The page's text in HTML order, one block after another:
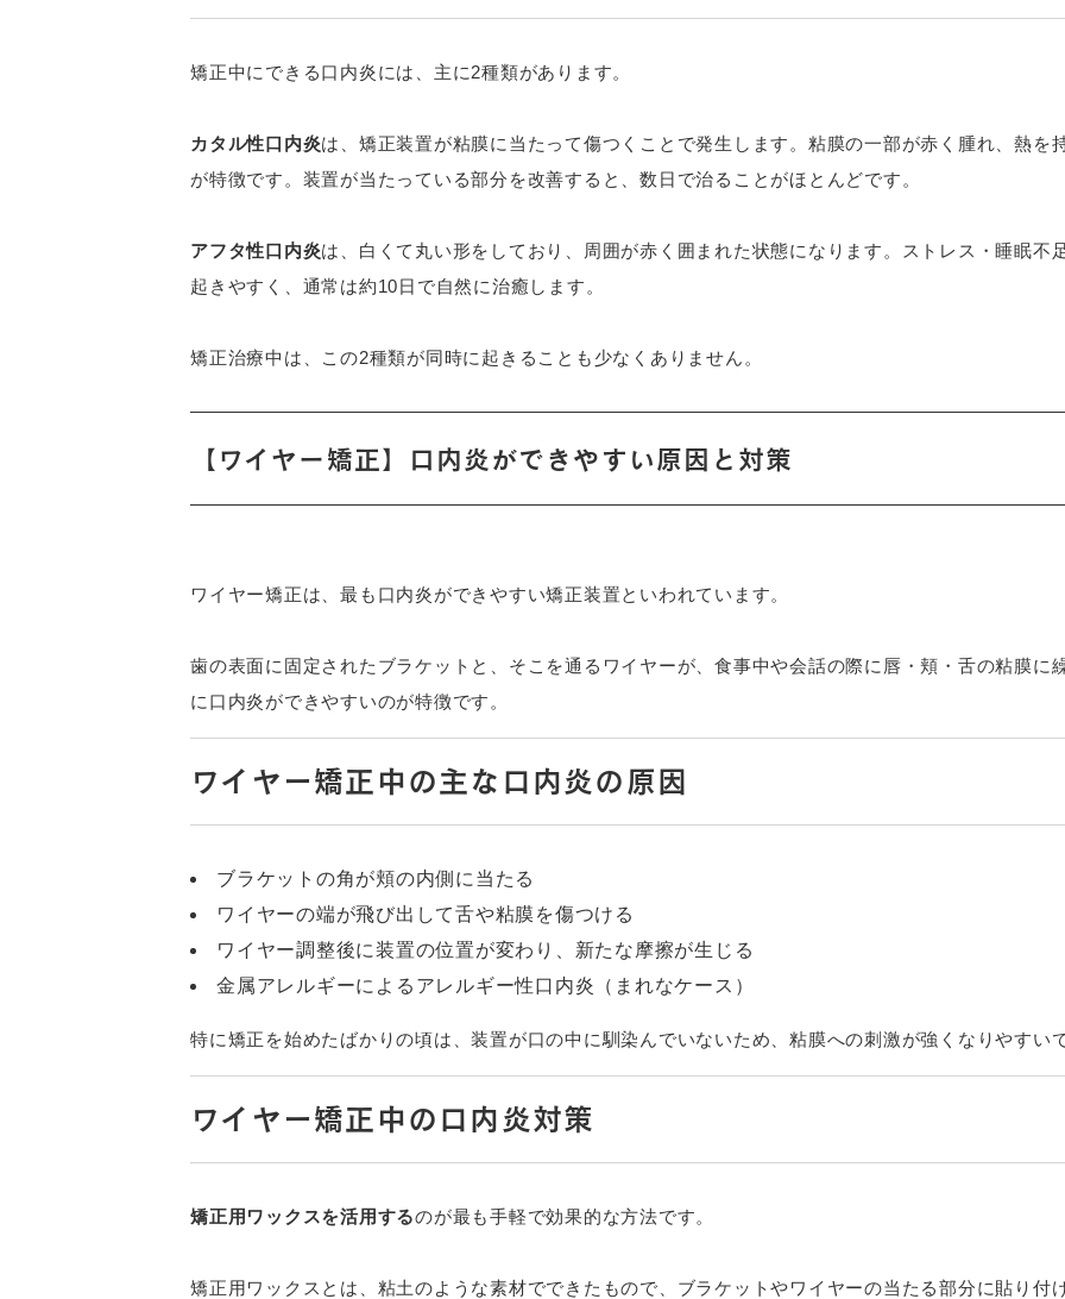
矯正中にできる口内炎には、主に2種類があります。
カタル性口内炎は、矯正装置が粘膜に当たって傷つくことで発生します。粘膜の一部が赤く腫れ、熱を
が特徴です。装置が当たっている部分を改善すると、数日で治ることがほとんどです。
アフタ性口内炎は、白くて丸い形をしており、周囲が赤く囲まれた状態になります。ストレス・睡眠不
起きやすく、通常は約10日で自然に治癒します。
矯正治療中は、この2種類が同時に起きることも少なくありません。
【ワイヤー矯正】口内炎ができやすい原因と対策
ワイヤー矯正は、最も口内炎ができやすい矯正装置といわれています。
歯の表面に固定されたブラケットと、そこを通るワイヤーが、食事中や会話の際に唇・頬・舌の粘膜に
に口内炎ができやすいのが特徴です。
ワイヤー矯正中の主な口内炎の原因
ブラケットの角が頬の内側に当たる
ワイヤーの端が飛び出して舌や粘膜を傷つける
ワイヤー調整後に装置の位置が変わり、新たな摩擦が生じる
金属アレルギーによるアレルギー性口内炎（まれなケース）
特に矯正を始めたばかりの頃は、装置が口の中に馴染んでいないため、粘膜への刺激が強くなりやすい
ワイヤー矯正中の口内炎対策
矯正用ワックスを活用するのが最も手軽で効果的な方法です。
矯正用ワックスとは、粘土のような素材でできたもので、ブラケットやワイヤーの当たる部分に貼り付